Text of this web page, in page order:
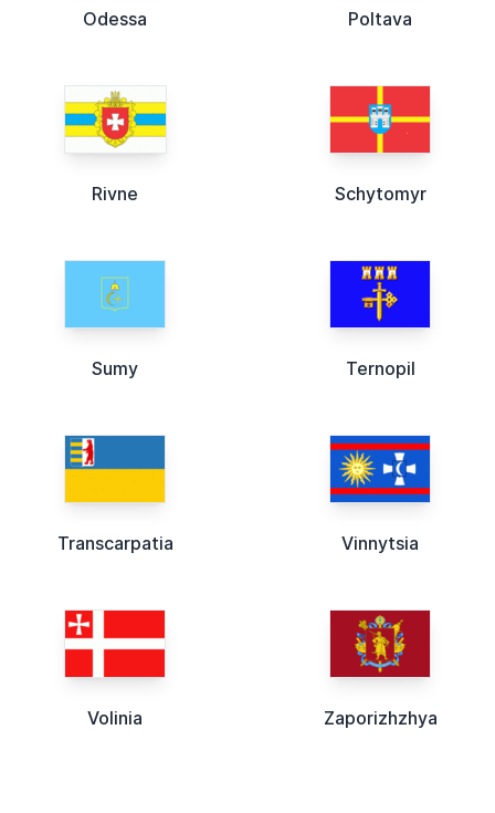
Odessa Poltava
Rivne Schytomyr
Sumy Ternopil
Transcarpatia Vinnytsia
Volinia Zaporizhzhya